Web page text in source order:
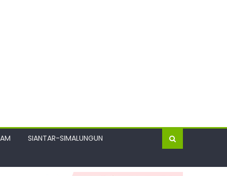
SIANTAR-SIMALUNGUN